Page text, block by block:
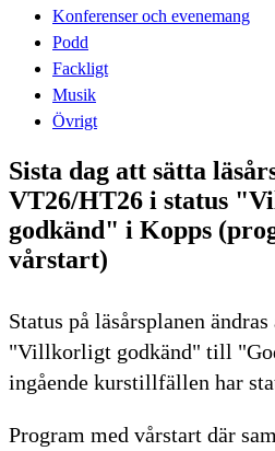
Konferenser och evenemang
Podd
Fackligt
Musik
Övrigt
Sista dag att sätta
VT26/HT26 i status
godkänd" i Kopps
vårstart)
Status på läsårsplanen
"Villkorligt godkänd" till
ingående kurstillfällen har
Program med vårstart där